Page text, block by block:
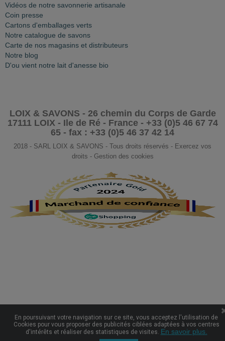
Vidéos de notre savonnerie artisanale
Coin presse
Cartons d'emballages verts
Notre catalogue de savons
Carte de nos magasins et distributeurs
Notre blog
D'ou vient notre lait d'anesse bio
LOIX & SAVONS - 26 chemin du Corps de Garde
17111 LOIX - Ile de Ré - France - +33 (0)5 46 67 74
65 - fax : +33 (0)5 46 37 42 14
2018 - SARL LOIX & SAVONS - Tous droits réservés - Exercez vos
droits - Gestion des cookies
En poursuivant votre navigation sur ce site, vous acceptez l'utilisation de
Cookies pour vous proposer des publicités ciblées adaptées à vos centres
d'intérêts et réaliser des statistiques de visites. En savoir plus.